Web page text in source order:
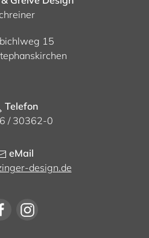
15
Telefon
/ 30362-0
eMail
design.de